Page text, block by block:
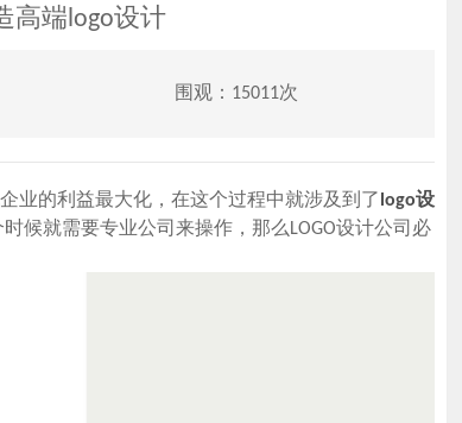
高端logo设计
围观：15011次
的利益最大化，在这个过程中就涉及到了 logo设
候就需要专业公司来操作，那么LOGO设计公司必